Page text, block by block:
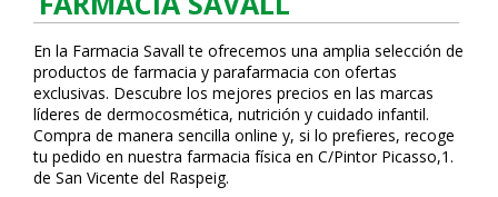
En la Farmacia Savall te ofrecemos una amplia selección de
productos de farmacia y parafarmacia con ofertas
exclusivas. Descubre los mejores precios en las marcas
líderes de dermocosmética, nutrición y cuidado infantil.
Compra de manera sencilla online y, si lo prefieres, recoge
tu pedido en nuestra farmacia física en C/Pintor Picasso,1.
de San Vicente del Raspeig.